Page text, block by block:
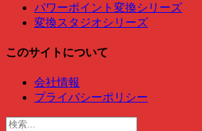
パワーポイント変換シリーズ
変換スタジオシリーズ
このサイトについて
会社情報
プライバシーポリシー
検